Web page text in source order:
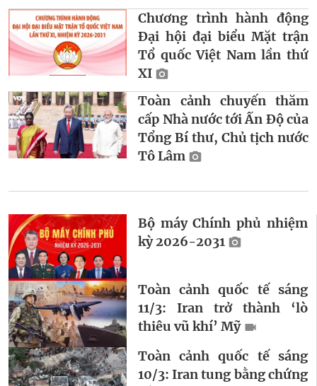
Chương trình hành động
Đại hội đại biểu Mặt trận
Tổ quốc Việt Nam lần thứ
XI
Toàn cảnh chuyến thăm
cấp Nhà nước tới Ấn Độ của
Tổng Bí thư, Chủ tịch nước
Tô Lâm
Bộ máy Chính phủ nhiệm
kỳ 2026-2031
Toàn cảnh quốc tế sáng
11/3: Iran trở thành ‘lò
thiêu vũ khí’ Mỹ
Toàn cảnh quốc tế sáng
10/3: Iran tung bằng chứng